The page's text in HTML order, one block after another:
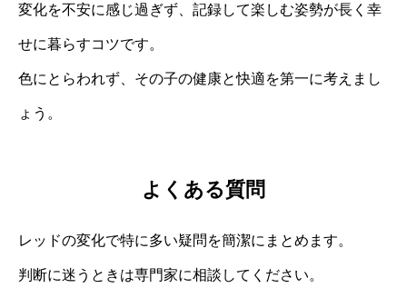
変化を不安に感じ過ぎず、記録して楽しむ姿勢が長く幸
せに暮らすコツです。
色にとらわれず、その子の健康と快適を第一に考えまし
ょう。
よくある質問
レッドの変化で特に多い疑問を簡潔にまとめます。
判断に迷うときは専門家に相談してください。